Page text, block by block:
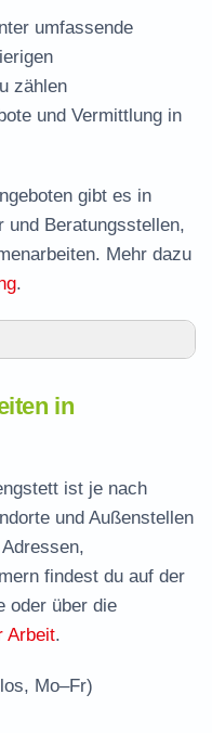
umfassende
zählen
und Vermittlung in
gibt es in
und Beratungsstellen,
Mehr dazu
.
in
beantragen
Stelle
Jobcenter
in
ist je nach
und Außenstellen
findest du auf der
oder über die
Arbeit.
Mo–Fr)